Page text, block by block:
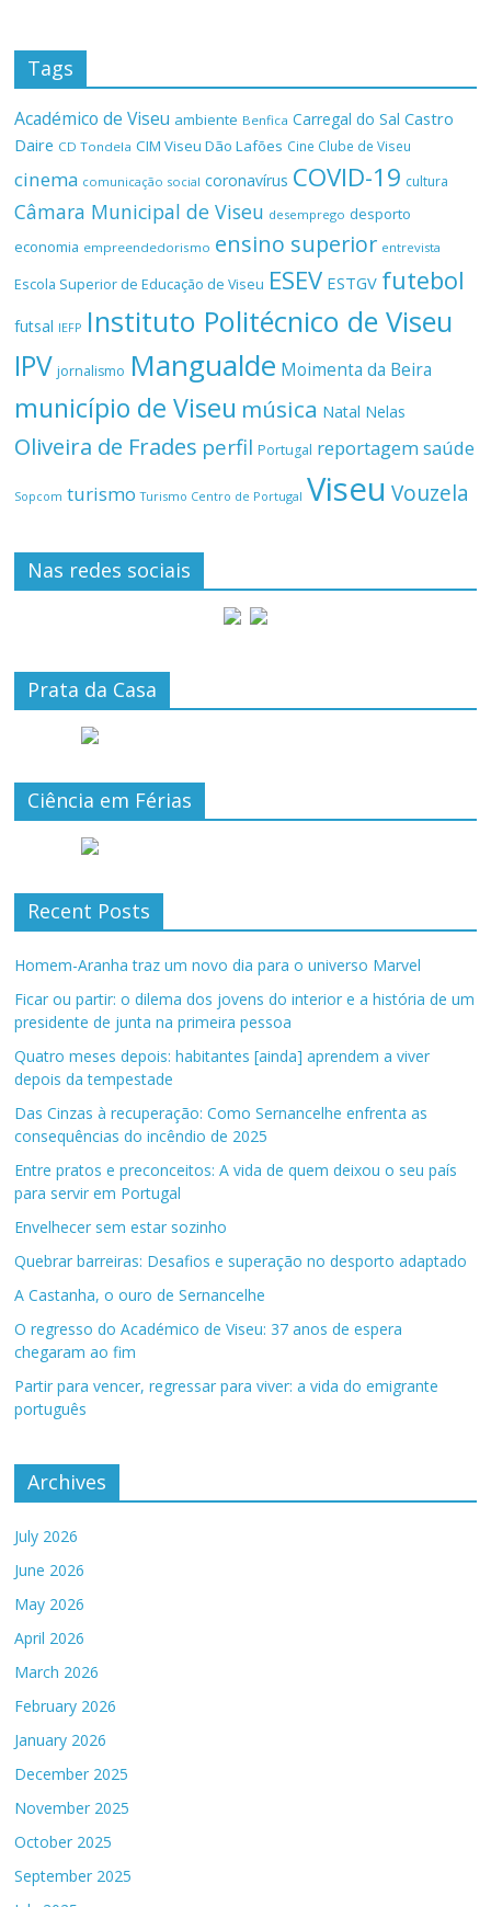
Tags
Académico de Viseu ambiente Benfica Carregal do Sal Castro
Daire CD Tondela CIM Viseu Dão Lafões Cine Clube de Viseu
cinema comunicação social coronavírus COVID-19 cultura
Câmara Municipal de Viseu desemprego desporto
economia empreendedorismo ensino superior entrevista
Escola Superior de Educação de Viseu ESEV ESTGV futebol
futsal IEFP Instituto Politécnico de Viseu
IPV jornalismo Mangualde Moimenta da Beira
município de Viseu música Natal Nelas
Oliveira de Frades perfil Portugal reportagemsaúde
Sopcom turismo Turismo Centro de Portugal Viseu Vouzela
Nas redes sociais
Prata da Casa
Ciência em Férias
Recent Posts
Homem-Aranha traz um novo dia para o universo Marvel
Ficar ou partir: o dilema dos jovens do interior e a história de um
presidente de junta na primeira pessoa
Quatro meses depois: habitantes [ainda] aprendem a viver
depois da tempestade
Das Cinzas à recuperação: Como Sernancelhe enfrenta as
consequências do incêndio de 2025
Entre pratos e preconceitos: A vida de quem deixou o seu país
para servir em Portugal
Envelhecer sem estar sozinho
Quebrar barreiras: Desafios e superação no desporto adaptado
A Castanha, o ouro de Sernancelhe
O regresso do Académico de Viseu: 37 anos de espera
chegaram ao fim
Partir para vencer, regressar para viver: a vida do emigrante
português
Archives
July 2026
June 2026
May 2026
April 2026
March 2026
February 2026
January 2026
December 2025
November 2025
October 2025
September 2025